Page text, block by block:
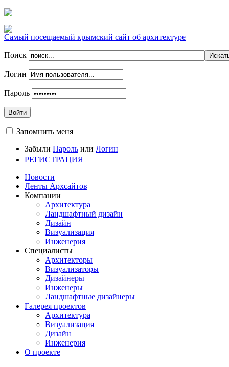
Самый посещаемый крымский сайт об архитектуре
Поиск
Логин
Пароль
Войти
Запомнить меня
Забыли Пароль или Логин
РЕГИСТРАЦИЯ
Новости
Ленты Архсайтов
Компании
Архитектура
Ландшафтный дизайн
Дизайн
Визуализация
Инженерия
Специалисты
Архитекторы
Визуализаторы
Дизайнеры
Инженеры
Ландшафтные дизайнеры
Галерея проектов
Архитектура
Визуализация
Дизайн
Инженерия
О проекте